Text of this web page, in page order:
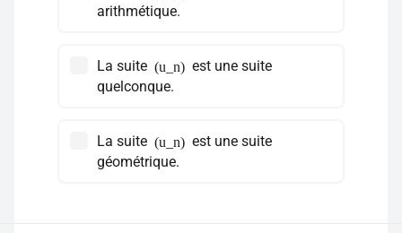
arithmétique.
La suite (u_n) est une suite
quelconque.
La suite (u_n) est une suite
géométrique.